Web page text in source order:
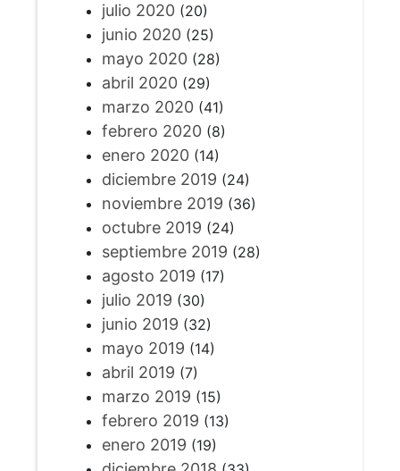
julio 2020(20)
junio 2020(25)
mayo 2020(28)
abril 2020(29)
marzo 2020(41)
febrero 2020(8)
enero 2020(14)
diciembre 2019 (24)
noviembre 2019 (36)
octubre 2019 (24)
septiembre 2019 (28)
agosto 2019 (17)
julio 2019 (30)
junio 2019 (32)
mayo 2019 (14)
abril 2019 (7)
marzo 2019 (15)
febrero 2019 (13)
enero 2019 (19)